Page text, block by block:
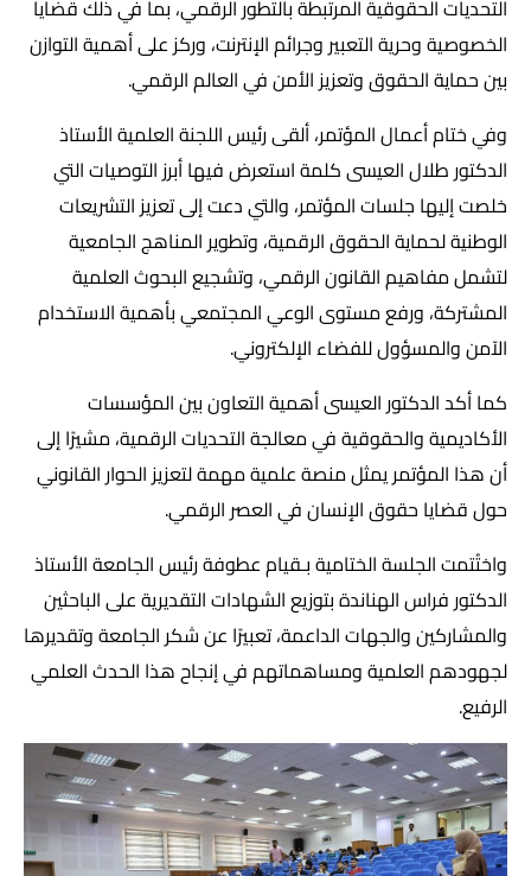
التحديات الحقوقية المرتبطة بالتطور الرقمي، بما في ذلك قضايا
الخصوصية وحرية التعبير وجرائم الإنترنت، وركز على أهمية التوازن
بين حماية الحقوق وتعزيز الأمن في العالم الرقمي.
وفي ختام أعمال المؤتمر، ألقى رئيس اللجنة العلمية الأستاذ
الدكتور طلال العيسى كلمة استعرض فيها أبرز التوصيات التي
خلصت إليها جلسات المؤتمر، والتي دعت إلى تعزيز التشريعات
الوطنية لحماية الحقوق الرقمية، وتطوير المناهج الجامعية
لتشمل مفاهيم القانون الرقمي، وتشجيع البحوث العلمية
المشتركة، ورفع مستوى الوعي المجتمعي بأهمية الاستخدام
الآمن والمسؤول للفضاء الإلكتروني.
كما أكد الدكتور العيسى أهمية التعاون بين المؤسسات
الأكاديمية والحقوقية في معالجة التحديات الرقمية، مشيرًا إلى
أن هذا المؤتمر يمثل منصة علمية مهمة لتعزيز الحوار القانوني
حول قضايا حقوق الإنسان في العصر الرقمي.
واختُتمت الجلسة الختامية بـقيام عطوفة رئيس الجامعة الأستاذ
الدكتور فراس الهناندة بتوزيع الشهادات التقديرية على الباحثين
والمشاركين والجهات الداعمة، تعبيرًا عن شكر الجامعة وتقديرها
لجهودهم العلمية ومساهماتهم في إنجاح هذا الحدث العلمي
الرفيع.